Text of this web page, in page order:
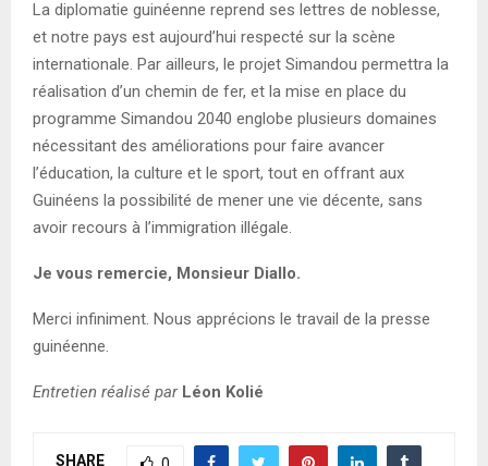
La diplomatie guinéenne reprend ses lettres de noblesse,
et notre pays est aujourd’hui respecté sur la scène
internationale. Par ailleurs, le projet Simandou permettra la
réalisation d’un chemin de fer, et la mise en place du
programme Simandou 2040 englobe plusieurs domaines
nécessitant des améliorations pour faire avancer
l’éducation, la culture et le sport, tout en offrant aux
Guinéens la possibilité de mener une vie décente, sans
avoir recours à l’immigration illégale.
Je vous remercie, Monsieur Diallo.
Merci infiniment. Nous apprécions le travail de la presse
guinéenne.
Entretien réalisé par Léon Kolié
SHARE